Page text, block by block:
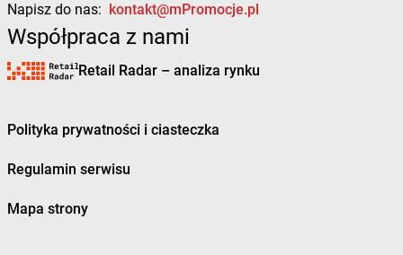
Napisz do nas: kontakt@mPromocje.pl
Współpraca z nami
Retail Radar – analiza rynku
Polityka prywatności i ciasteczka
Regulamin serwisu
Mapa strony